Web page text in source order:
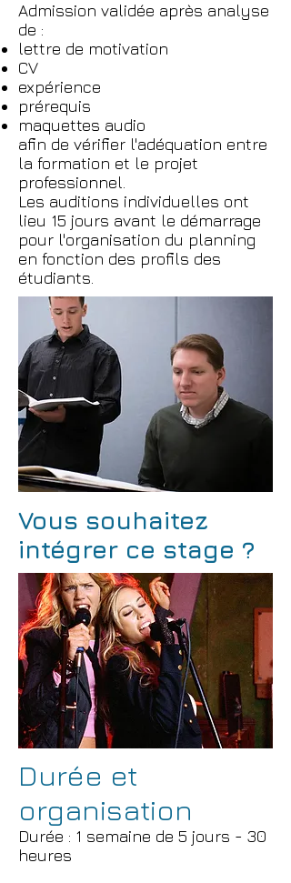
Admission validée après analyse
de :
lettre de motivation
CV
expérience
prérequis
maquettes audio
afin de vérifier l'adéquation entre
la formation et le projet
professionnel.
Les auditions individuelles ont
lieu 15 jours avant le démarrage
pour l'organisation du planning
en fonction des profils des
étudiants.
Vous souhaitez
intégrer ce stage ?
Durée et
organisation
Durée : 1 semaine de 5 jours - 30
heures